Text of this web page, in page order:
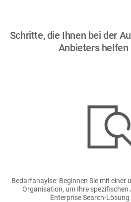
Schritte, die Ihnen bei der
Anbieters helfen
Bedarfanaylse: Beginnen Sie mit einer
Organisation, um Ihre
Enterprise Search-